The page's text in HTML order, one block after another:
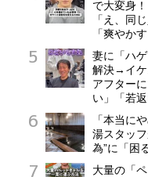
で大変身
「え、同
「爽やか
妻に「ハ
解決→イ
アフター
い」「若
「本当に
湯スタッ
為”に「困
大量の「